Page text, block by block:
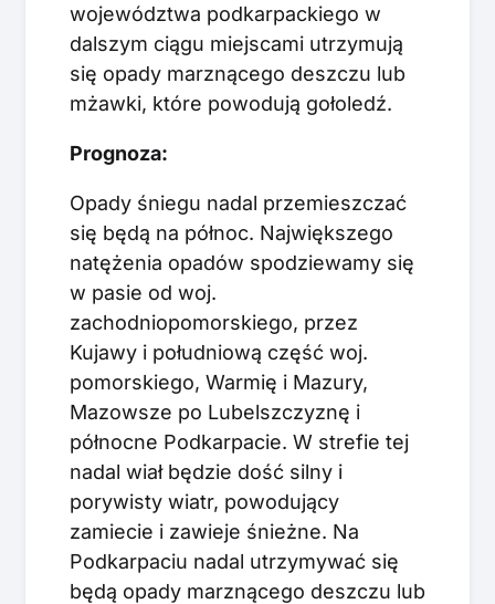
województwa podkarpackiego w
dalszym ciągu miejscami utrzymują
się opady marznącego deszczu lub
mżawki, które powodują gołoledź.
Prognoza:
Opady śniegu nadal przemieszczać
się będą na północ. Największego
natężenia opadów spodziewamy się
w pasie od woj.
zachodniopomorskiego, przez
Kujawy i południową część woj.
pomorskiego, Warmię i Mazury,
Mazowsze po Lubelszczyznę i
północne Podkarpacie. W strefie tej
nadal wiał będzie dość silny i
porywisty wiatr, powodujący
zamiecie i zawieje śnieżne. Na
Podkarpaciu nadal utrzymywać się
będą opady marznącego deszczu lub